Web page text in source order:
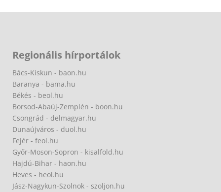
Regionális hírportálok
Bács-Kiskun - baon.hu
Baranya - bama.hu
Békés - beol.hu
Borsod-Abaúj-Zemplén - boon.hu
Csongrád - delmagyar.hu
Dunaújváros - duol.hu
Fejér - feol.hu
Győr-Moson-Sopron - kisalfold.hu
Hajdú-Bihar - haon.hu
Heves - heol.hu
Jász-Nagykun-Szolnok - szoljon.hu